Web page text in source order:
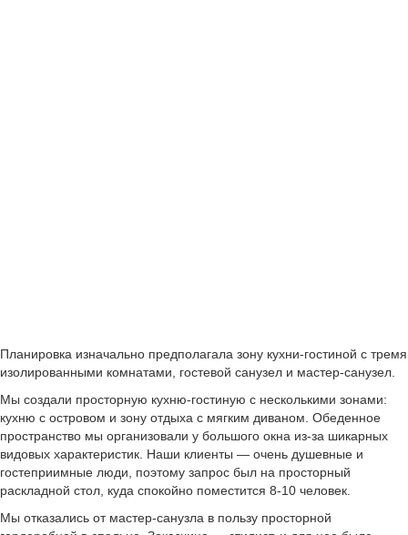
Планировка изначально предполагала зону кухни-гостиной с тремя
изолированными комнатами, гостевой санузел и мастер-санузел.
Мы создали просторную кухню-гостиную с несколькими зонами:
кухню с островом и зону отдыха с мягким диваном. Обеденное
пространство мы организовали у большого окна из-за шикарных
видовых характеристик. Наши клиенты — очень душевные и
гостеприимные люди, поэтому запрос был на просторный
раскладной стол, куда спокойно поместится 8-10 человек.
Мы отказались от мастер-санузла в пользу просторной